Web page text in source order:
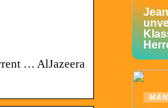
… AlJazeera